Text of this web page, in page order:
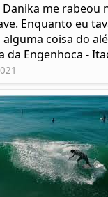
Danika me rabeou
Enquanto eu
coisa do
da Engenhoca -